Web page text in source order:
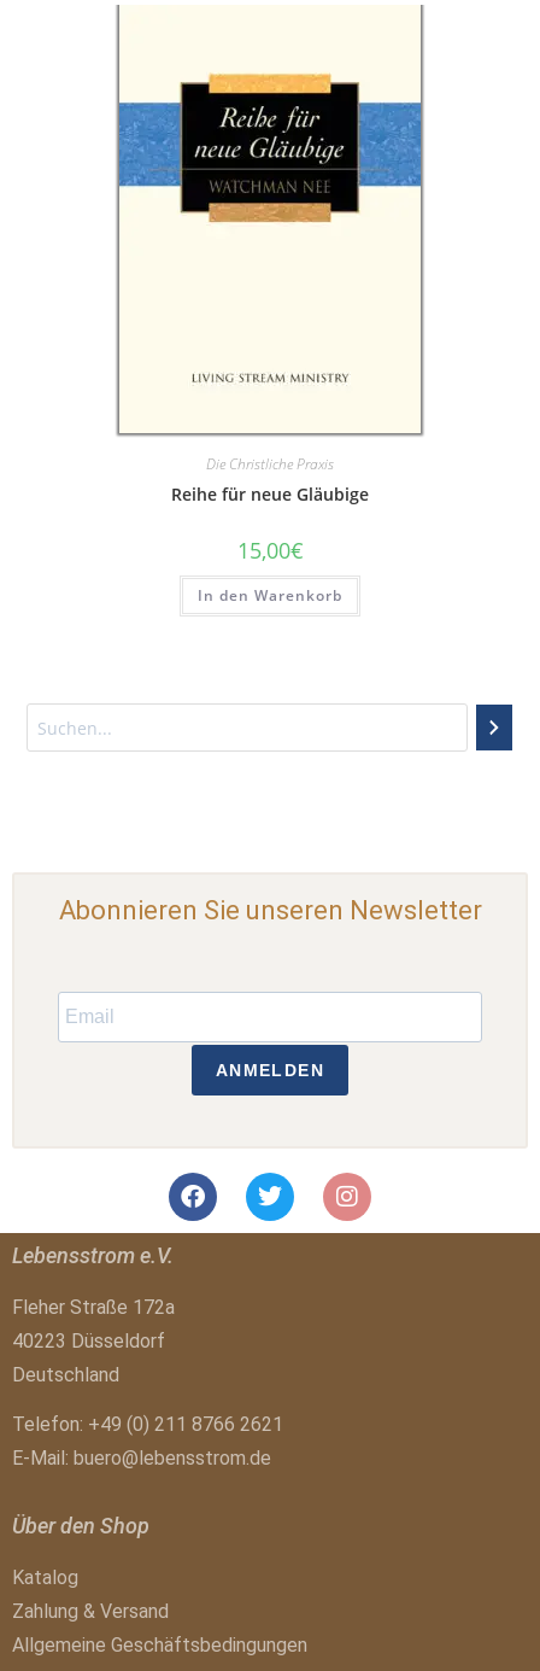
Die Christliche Praxis
Reihe für neue Gläubige
15,00€
In den Warenkorb
Abonnieren Sie unseren Newsletter
ANMELDEN
Lebensstrom e.V.
Fleher Straße 172a
40223 Düsseldorf
Deutschland
Telefon: +49 (0) 211 8766 2621
E-Mail: buero@lebensstrom.de
Über den Shop
Katalog
Zahlung & Versand
Allgemeine Geschäftsbedingungen